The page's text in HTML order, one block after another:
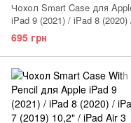
Чохол Smart Case для
iPad 9 (2021) / iPad 8 (2020)
iPad 7 (2019) 10,2" Pink Sand
695 грн